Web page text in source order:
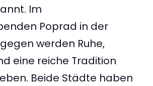
Im
Poprad in der
werden Ruhe,
eine reiche Tradition
Beide Städte haben